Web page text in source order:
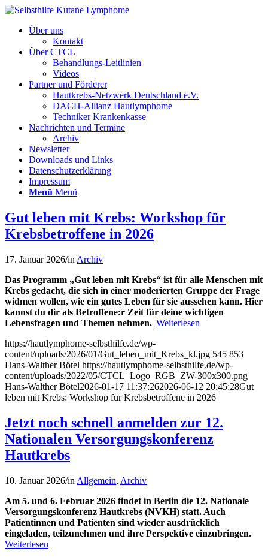
Über uns
Kontakt
Über CTCL
Behandlungs-Leitlinien
Videos
Partner und Förderer
Hautkrebs-Netzwerk Deutschland e.V.
DACH-Allianz Hautlymphome
Techniker Krankenkasse
Nachrichten und Termine
Archiv
Newsletter
Downloads und Links
Datenschutzerklärung
Impressum
Menü Menü
Gut leben mit Krebs: Workshop für
Krebsbetroffene in 2026
17. Januar 2026/in Archiv
Das Programm „Gut leben mit Krebs“ ist für alle Menschen mit
Krebs gedacht, die sich in einer moderierten Gruppe der Frage
widmen wollen, wie ein gutes Leben für sie aussehen kann. Hier
kannst du dir als Betroffene:r Zeit für deine wichtigen
Lebensfragen und Themen nehmen. Weiterlesen
https://hautlymphome-selbsthilfe.de/wp-
content/uploads/2026/01/Gut_leben_mit_Krebs_kl.jpg 545 853
Hans-Walther Bötel https://hautlymphome-selbsthilfe.de/wp-
content/uploads/2022/05/CTCL_Logo_RGB_ZW-300x300.png
Hans-Walther Bötel2026-01-17 11:37:262026-06-12 20:45:28Gut
leben mit Krebs: Workshop für Krebsbetroffene in 2026
Jetzt noch schnell anmelden zur 12.
Nationalen Versorgungskonferenz
Hautkrebs
10. Januar 2026/in Allgemein, Archiv
Am 5. und 6. Februar 2026 findet in Berlin die 12. Nationale
Versorgungskonferenz Hautkrebs (NVKH) statt. Auch
Patientinnen und Patienten sind wieder ausdrücklich
eingeladen, teilzunehmen und ihre Perspektive einzubringen.
Weiterlesen